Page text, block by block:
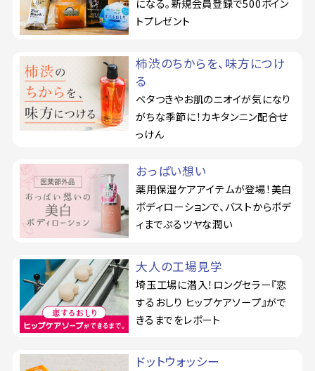
になる。新規会員登録で500ポイン
トプレゼント
柿渋のちからを、味方につけ
る
ベタつきやお肌のニオイが気になり
がちな季節に！カキタンニン配合せ
っけん
おっぱい想い
薬用保湿ケアアイテムが登場！美白
ボディローションで、バストからボデ
ィまでぷるツヤな潤い
大人の工場見学
埼玉工場に潜入！ロングセラー『恋
するおしり ヒップケアソープ』がで
きるまでをレポート
ドットウォッシー